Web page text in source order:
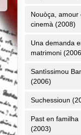
Nouòça, amour
cinemà (2008)
Una demanda
matrimoni
Santìssimou
(2006)
Suchessioun
Past en familha
(2003)